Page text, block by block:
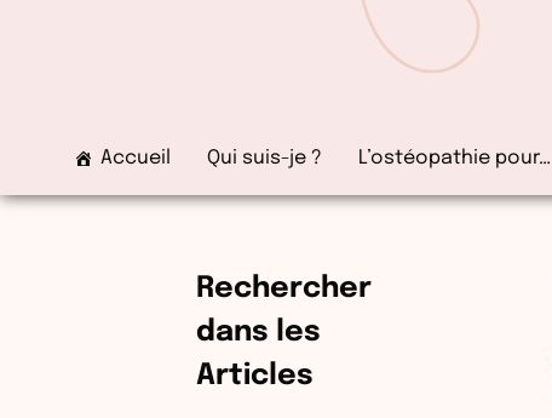
Accueil Qui suis-je ? L’ostéopathie pour…
Rechercher
dans les
Articles